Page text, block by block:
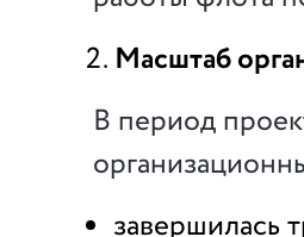
Масштаб
В период
завершилась